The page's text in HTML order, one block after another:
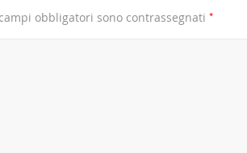
obbligatori sono contrassegnati *